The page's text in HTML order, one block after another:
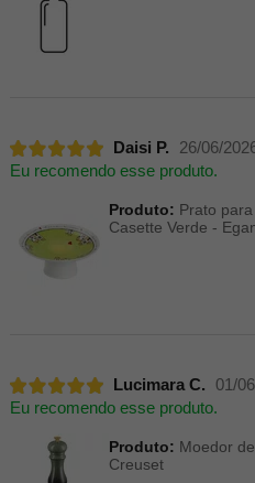
Daisi P.
26/06/
Eu recomendo esse produto.
Produto: Prato
Casette Verde -
Lucimara C.
01/
Eu recomendo esse produto.
Produto: Moedor
Creuset